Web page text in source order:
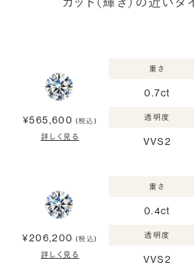
¥565,600 (税込)
詳しく見る
重さ
0.7ct
透明度
VVS2
¥206,200 (税込)
詳しく見る
重さ
0.4ct
透明度
VVS2